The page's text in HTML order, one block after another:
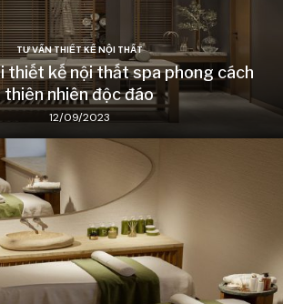
TƯ VẤN THIẾT KẾ NỘI THẤT
thiết kế nội thất spa phong cách
thiên nhiên độc đáo
12/09/2023